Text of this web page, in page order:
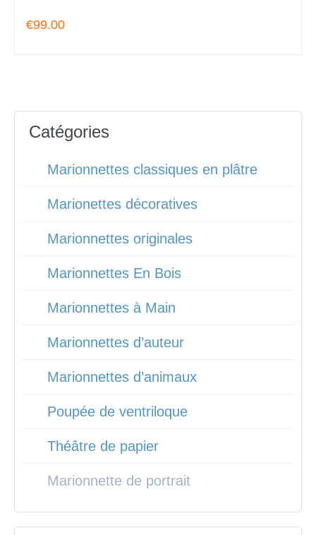
€99.00
Catégories
Marionnettes classiques en plâtre
Marionettes décoratives
Marionnettes originales
Marionnettes En Bois
Marionnettes à Main
Marionnettes d’auteur
Marionnettes d’animaux
Poupée de ventriloque
Théâtre de papier
Marionnette de portrait